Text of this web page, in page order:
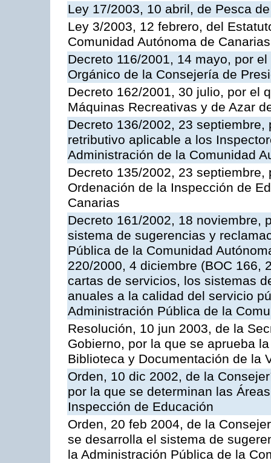
Ley 17/2003, 10 abril, de Pesca
Ley 3/2003, 12 febrero, del
Comunidad Autónoma de Canarias
Decreto 116/2001, 14 mayo, por
Orgánico de la Consejería de
Decreto 162/2001, 30 julio, por el
Máquinas Recreativas y de Azar
Decreto 136/2002, 23
retributivo aplicable a los
Administración de la Comunidad
Decreto 135/2002, 23
Ordenación de la Inspección de
Canarias
Decreto 161/2002, 18 noviembre,
sistema de sugerencias y
Pública de la Comunidad
220/2000, 4 diciembre (BOC 166,
cartas de servicios, los sistemas
anuales a la calidad del servicio
Administración Pública de la
Resolución, 10 jun 2003, de la
Gobierno, por la que se aprueba
Biblioteca y Documentación de la
Orden, 10 dic 2002, de la
por la que se determinan las
Inspección de Educación
Orden, 20 feb 2004, de la
se desarrolla el sistema de
la Administración Pública de la